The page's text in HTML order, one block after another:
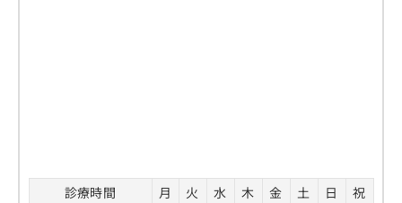
診療時間 月 火 水 木 金 土 日
祝